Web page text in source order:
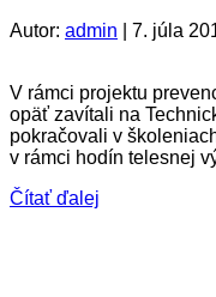
Autor: admin 7. júla
V rámci projektu
opäť zavítali na
pokračovali v
v rámci hodín telesnej
Čítať ďalej